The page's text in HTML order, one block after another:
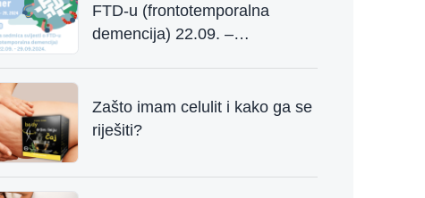
FTD-u (frontotemporalna
demencija) 22.09. –
Zašto imam celulit i kako ga se
riješiti?